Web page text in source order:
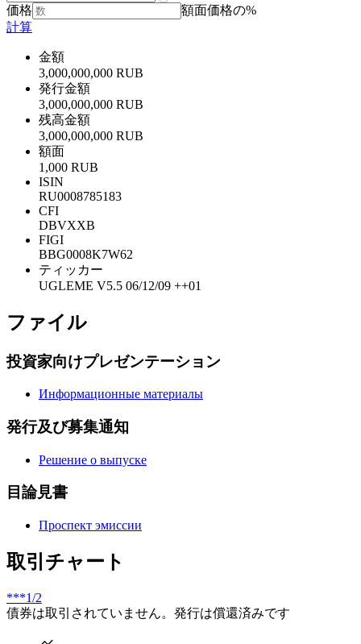
価格
額面価格の%
計算
金額
3,000,000,000 RUB
発行金額
3,000,000,000 RUB
残高金額
3,000,000,000 RUB
額面
1,000 RUB
ISIN
RU0008785183
CFI
DBVXXB
FIGI
BBG0008K7W62
ティッカー
UGLEME V5.5 06/12/09 ++01
ファイル
投資家向けプレゼンテーション
Информационные материалы
発行及び募集通知
Решение о выпуске
目論見書
Проспект эмиссии
取引チャート
***1/2
債券は取引されていません。発行は償還済みです